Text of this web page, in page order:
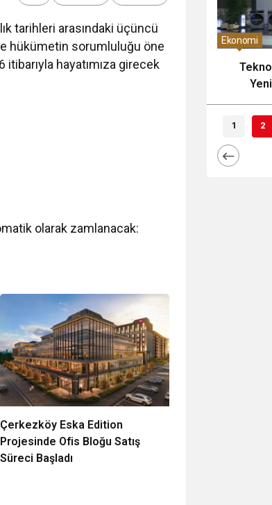
tarihleri arasındaki üçüncü
hükümetin sorumluluğu öne
itibarıyla hayatımıza girecek
olarak zamlanacak:
Çerkezköy Eska Edition
Projesinde Ofis Bloğu Satış
Süreci Başladı
ABD
Zekâ
Ekonomi
Teknoloji ve Sanayi Sektöründe
Yeni Yatırım Dönemi Başladı
1 2